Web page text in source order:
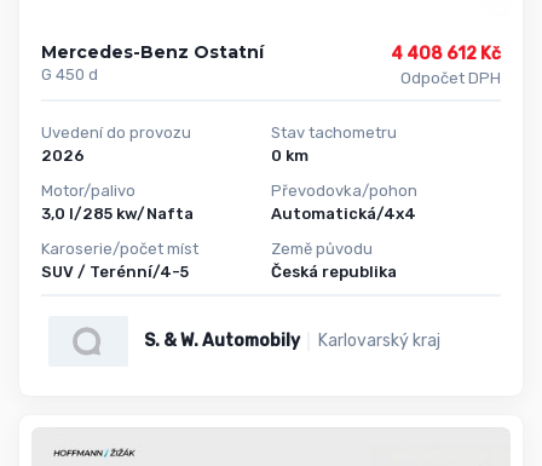
Mercedes-Benz Ostatní
G 450 d
4 408 612 Kč
Odpočet DPH
Uvedení do provozu
2026
Motor/palivo
3,0 l/285 kw/Nafta
Karoserie/počet míst
SUV / Terénní/4-5
Stav tachometru
0 km
Převodovka/pohon
Automatická/4x4
Země původu
Česká republika
S. & W. Automobily Karlovarský kraj